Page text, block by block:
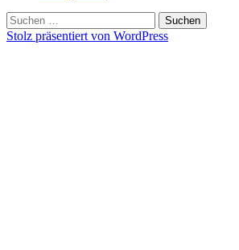
Suchen
nach:
Stolz präsentiert von WordPress